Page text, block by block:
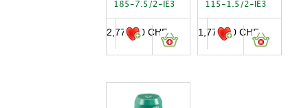
185-7.5/2-IE3
2,770.00CHF
115-1.5/2-IE3
1,770.00CHF